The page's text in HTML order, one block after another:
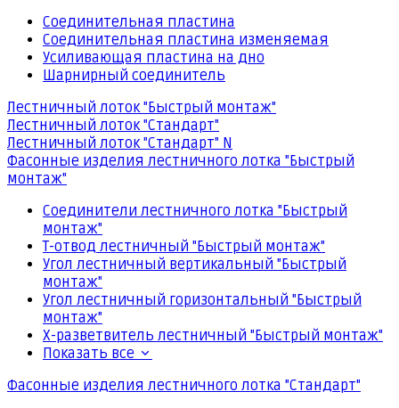
Соединительная пластина
Соединительная пластина изменяемая
Усиливающая пластина на дно
Шарнирный соединитель
Лестничный лоток "Быстрый монтаж"
Лестничный лоток "Стандарт"
Лестничный лоток "Стандарт" N
Фасонные изделия лестничного лотка "Быстрый
монтаж"
Соединители лестничного лотка "Быстрый
монтаж"
Т-отвод лестничный "Быстрый монтаж"
Угол лестничный вертикальный "Быстрый
монтаж"
Угол лестничный горизонтальный "Быстрый
монтаж"
Х-разветвитель лестничный "Быстрый монтаж"
Показать все
Фасонные изделия лестничного лотка "Стандарт"